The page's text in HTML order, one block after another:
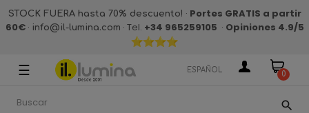
STOCK FUERA hasta 70% descuento! · Portes GRATIS a partir
60€· info@il-lumina.com · Tel. +34 965259105 · Opiniones 4.9/5
Navegación
palanca
☰ ESPAÑOL 0
search